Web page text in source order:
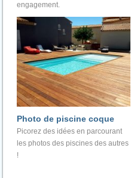
engagement.
Photo de piscine coque
Picorez des idées en parcourant
les photos des piscines des autres
!